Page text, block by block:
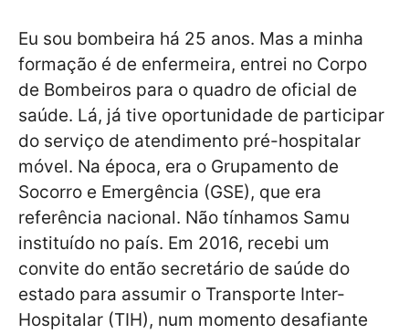
Eu sou bombeira há 25 anos. Mas a minha
formação é de enfermeira, entrei no Corpo
de Bombeiros para o quadro de oficial de
saúde. Lá, já tive oportunidade de participar
do serviço de atendimento pré-hospitalar
móvel. Na época, era o Grupamento de
Socorro e Emergência (GSE), que era
referência nacional. Não tínhamos Samu
instituído no país. Em 2016, recebi um
convite do então secretário de saúde do
estado para assumir o Transporte Inter-
Hospitalar (TIH), num momento desafiante